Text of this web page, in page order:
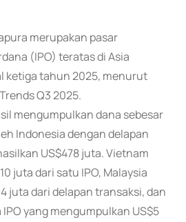
merupakan pasar
(IPO) teratas di Asia
ketiga tahun 2025, menurut
Q3 2025.
mengumpulkan dana sebesar
Indonesia dengan delapan
US$478 juta. Vietnam
juta dari satu IPO, Malaysia
juta dari delapan transaksi, dan
yang mengumpulkan US$5